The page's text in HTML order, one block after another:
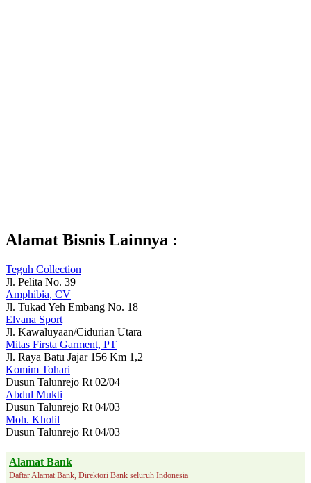
Alamat Bisnis Lainnya :
Teguh Collection
Jl. Pelita No. 39
Amphibia, CV
Jl. Tukad Yeh Embang No. 18
Elvana Sport
Jl. Kawaluyaan/Cidurian Utara
Mitas Firsta Garment, PT
Jl. Raya Batu Jajar 156 Km 1,2
Komim Tohari
Dusun Talunrejo Rt 02/04
Abdul Mukti
Dusun Talunrejo Rt 04/03
Moh. Kholil
Dusun Talunrejo Rt 04/03
Alamat Bank
Daftar Alamat Bank, Direktori Bank seluruh Indonesia